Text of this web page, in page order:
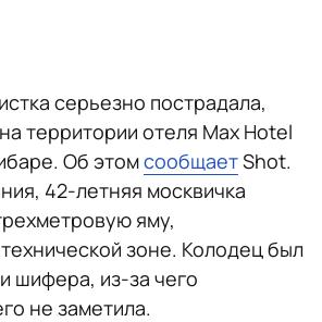
серьезно пострадала,
территории отеля Max Hotel
Об этомсообщаетShot.
42-летняя москвичка
яму,
зоне. Колодец был
шифера, из-за чего
не заметила.